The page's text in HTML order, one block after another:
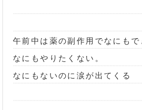
午前中は薬の副作用でなにもで
なにもやりたくない。
なにもないのに涙が出てくる